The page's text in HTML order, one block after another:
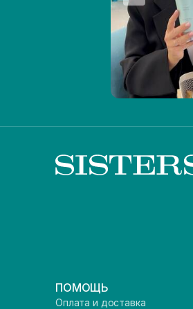
ПОМОЩЬ
Оплата и доставка